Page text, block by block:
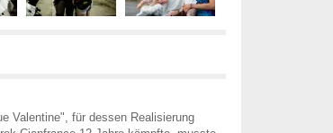
Valentine", für dessen Realisierung